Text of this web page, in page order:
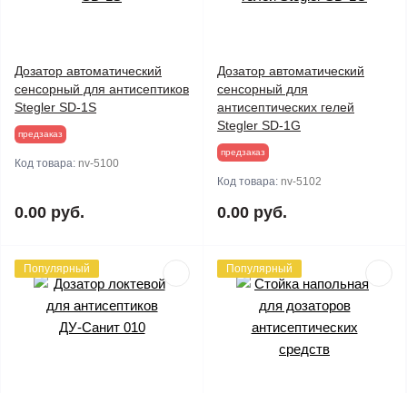
Дозатор автоматический
сенсорный для антисептиков
Stegler SD-1S
предзаказ
Код товара: nv-5100
0.00 руб.
Дозатор автоматический
сенсорный для
антисептических гелей
Stegler SD-1G
предзаказ
Код товара: nv-5102
0.00 руб.
Популярный Популярный